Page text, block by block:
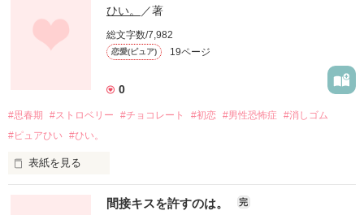
( わけあえないのは、はじめての、この恋心 )
色恋企画参加作品
.
.
＋
七月八日のながれぼし
＋
しおからい海の香り
あついぬくもりの小麦色の肌
太陽に染められたきんいろに輝く茶髪
それがきょうちゃんで、あたしのすべてだった。
天宮 真波(あまみや まな)
ひい。 ／著
総文字数/7,982
恋愛(ピュア) 19ページ
0
#思春期 #ストロベリー #チョコレート #初恋 #男性恐怖症
#消しゴム
#ピュアひい #ひい。
表紙を見る
間接キスを許すのは。 完